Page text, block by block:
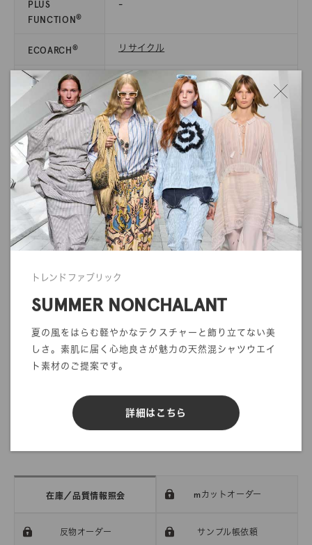
トレンドファブリック
SUMMER NONCHALANT
夏の風をはらむ軽やかなテクスチャーと飾り立てない美
しさ。素肌に届く心地良さが魅力の天然混シャツウエイ
ト素材のご提案です。
詳細はこちら
PLUS
FUNCTION®
-
ECOARCH® リサイクル
SECTION SEC.26
注意事項
・商品の関する注意事項
利用ガイドの商品に関する注意事項 をご確認下さい。
・商品のカラーについて
商品写真につきましては、できる限り実物のカラーに近くなるよ
うに努めていますが、ご使用されているモニターや環境により、
実物と色の見え方が若干異なる場合がございます。
また、生地の質感や光沢感に関しましても、画面上で完全に再現
ご注文の前にサンプル帳でのご確認をお勧めします。
・商品の発送について
発送に関する注意事項を利用ガイドに記載しております。
ご注文前に一度ご確認をお願いします。
在庫／品質情報照会 mカットオーダー
反物オーダー サンプル帳依頼